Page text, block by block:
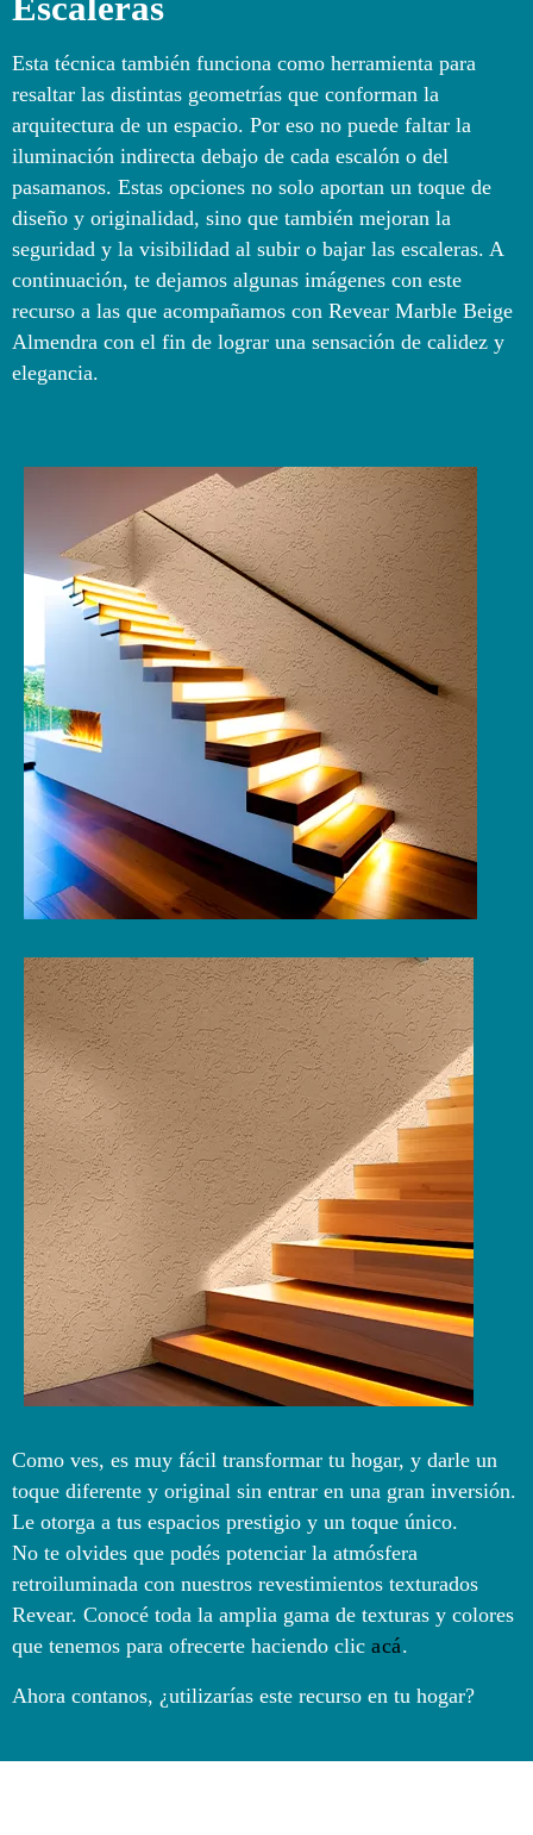
Esta técnica también funciona como herramienta para
resaltar las distintas geometrías que conforman la
arquitectura de un espacio. Por eso no puede faltar la
iluminación indirecta debajo de cada escalón o del
pasamanos. Estas opciones no solo aportan un toque de
diseño y originalidad, sino que también mejoran la
seguridad y la visibilidad al subir o bajar las escaleras. A
continuación, te dejamos algunas imágenes con este
recurso a las que acompañamos con Revear Marble Beige
Almendra con el fin de lograr una sensación de calidez y
elegancia.
Como ves, es muy fácil transformar tu hogar, y darle un
toque diferente y original sin entrar en una gran inversión.
Le otorga a tus espacios prestigio y un toque único.
No te olvides que podés potenciar la atmósfera
retroiluminada con nuestros revestimientos texturados
Revear. Conocé toda la amplia gama de texturas y colores
que tenemos para ofrecerte haciendo clic acá.
Ahora contanos, ¿utilizarías este recurso en tu hogar?